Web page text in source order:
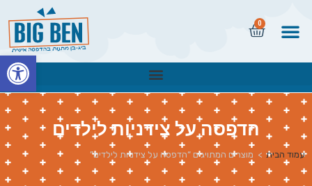
0
הדפסה על צידניות לילדים
עמוד הבית > מוצרים המתויגים “הדפסה על צידניות לילדים”